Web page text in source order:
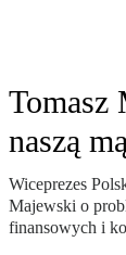
Tomasz
naszą
Wiceprezes
Majewski o
finansowych i